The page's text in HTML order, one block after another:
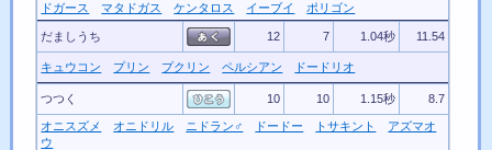
ドガース
マタドガス ケンタロス イーブイ ポリゴン
だましうち 12 7 1.04秒 11.54
キュウコン プリン プクリン ペルシアン ドードリオ
つつく 10 10 1.15秒 8.7
オニスズメ オニドリル ニドラン♂ ドードー トサキント
アズマオ
ウ